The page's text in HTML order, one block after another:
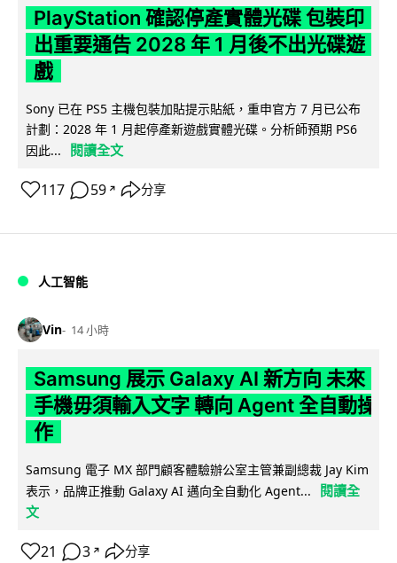
PlayStation 確認停產實體光碟 包裝印
出重要通告 2028 年 1 月後不出光碟遊
戲
Sony 已在 PS5 主機包裝加貼提示貼紙，重申官方 7 月已公布
計劃：2028 年 1 月起停產新遊戲實體光碟。分析師預期 PS6
因此...
閱讀全文
117 59 ↗ 分享
人工智能
Vin 14 小時
Samsung 展示 Galaxy AI 新方向 未來
手機毋須輸入文字 轉向 Agent 全自動操
作
Samsung 電子 MX 部門顧客體驗辦公室主管兼副總裁 Jay Kim
表示，品牌正推動 Galaxy AI 邁向全自動化 Agent...
閱讀全
文
21 3 ↗ 分享